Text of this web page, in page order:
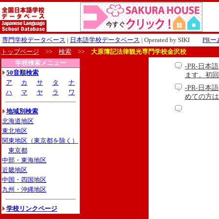
専門学校データベース | 日本語学校データベース | Operated by SIKI PRー
トップページ >> 検索 >> 大原簿記法律観光専門学校金沢校
学校検索メニュー
50音順検索
ア
カ サ タ
ナ
ハ
マ ヤ ラ ワ
地域別検索
北海道地区
東北地区
関東地区（東京都を除く）
東京都
中部・東海地区
近畿地区
中国・四国地区
九州・沖縄地区
学校リンクページ
-PR-日本
ます。初
-PR-日本
めての方